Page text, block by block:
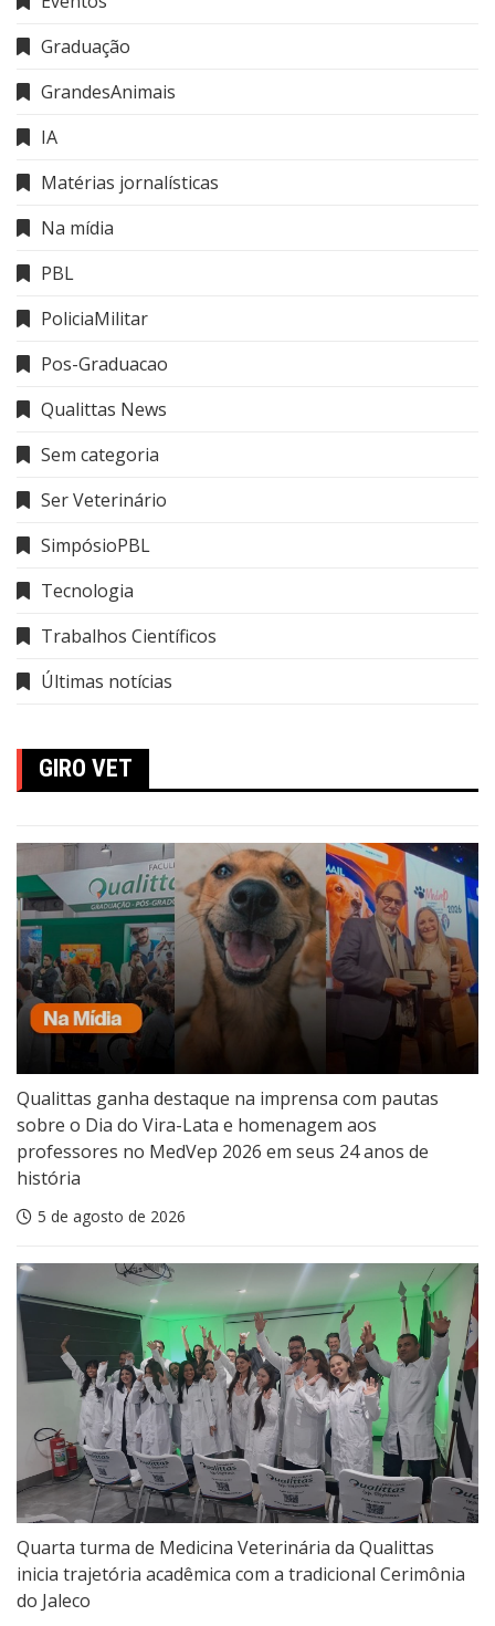
Graduação
GrandesAnimais
IA
Matérias jornalísticas
Na mídia
PBL
PoliciaMilitar
Pos-Graduacao
Qualittas News
Sem categoria
Ser Veterinário
SimpósioPBL
Tecnologia
Trabalhos Científicos
Últimas notícias
GIRO VET
Qualittas ganha destaque na imprensa com pautas
sobre o Dia do Vira-Lata e homenagem aos
professores no MedVep 2026 em seus 24 anos de
história
5 de agosto de 2026
Quarta turma de Medicina Veterinária da Qualittas
inicia trajetória acadêmica com a tradicional Cerimônia
do Jaleco